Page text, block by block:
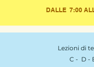
DALLE 7:00
Lezioni di
C - D -